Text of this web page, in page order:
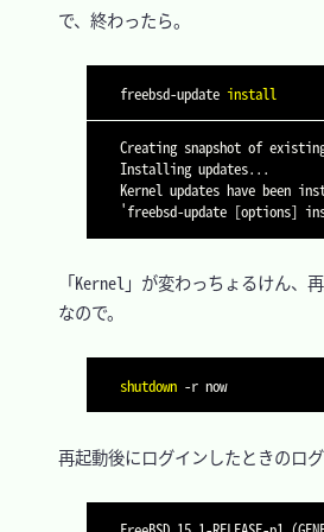
で、終わったら。
freebsd-update install
Creating snapshot of
Installing updates...
Kernel updates have been
「Kernel」が変わっちょるけん、
なので。
shutdown -r now
再起動後にログインしたときのロ